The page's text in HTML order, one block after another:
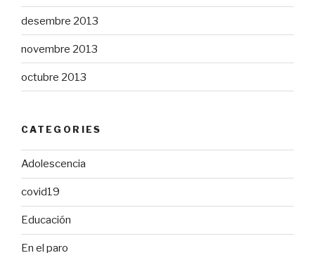
desembre 2013
novembre 2013
octubre 2013
CATEGORIES
Adolescencia
covid19
Educación
En el paro